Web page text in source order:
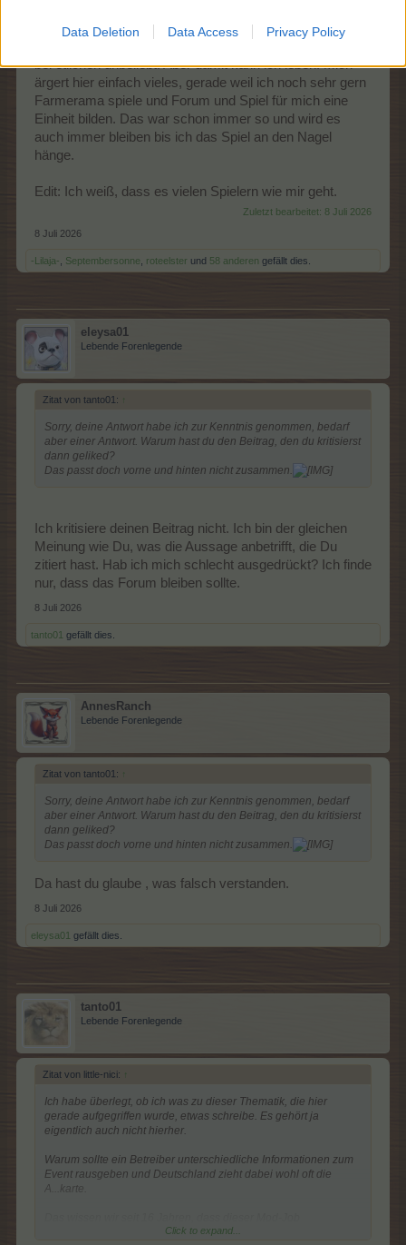
Data Deletion Data Access Privacy Policy
bei etlichen unbeliebt. Aber damit kann ich leben. Mich
ärgert hier einfach vieles, gerade weil ich noch sehr gern
Farmerama spiele und Forum und Spiel für mich eine
Einheit bilden. Das war schon immer so und wird es
auch immer bleiben bis ich das Spiel an den Nagel
hänge.
Edit: Ich weiß, dass es vielen Spielern wie mir geht.
Zuletzt bearbeitet: 8 Juli 2026
8 Juli 2026
-Lilaja- Septembersonne roteelster und 58 anderen gefällt dies.
eleysa01
Lebende Forenlegende
Zitat von tanto01: ↑
Sorry, deine Antwort habe ich zur Kenntnis genommen, bedarf
aber einer Antwort. Warum hast du den Beitrag, den du kritisierst
dann geliked?
Das passt doch vorne und hinten nicht zusammen.
Ich kritisiere deinen Beitrag nicht. Ich bin der gleichen
Meinung wie Du, was die Aussage anbetrifft, die Du
zitiert hast. Hab ich mich schlecht ausgedrückt? Ich finde
nur, dass das Forum bleiben sollte.
8 Juli 2026
tanto01 gefällt dies.
AnnesRanch
Lebende Forenlegende
Zitat von tanto01: ↑
Sorry, deine Antwort habe ich zur Kenntnis genommen, bedarf
aber einer Antwort. Warum hast du den Beitrag, den du kritisierst
dann geliked?
Das passt doch vorne und hinten nicht zusammen.
Da hast du glaube , was falsch verstanden.
8 Juli 2026
eleysa01 gefällt dies.
tanto01
Lebende Forenlegende
Zitat von little-nici: ↑
Ich habe überlegt, ob ich was zu dieser Thematik, die hier
gerade aufgegriffen wurde, etwas schreibe. Es gehört ja
eigentlich auch nicht hierher.
Warum sollte ein Betreiber unterschiedliche Informationen zum
Event rausgeben und Deutschland zieht dabei wohl oft die
A...karte.
ehrenamtlich ist und alle ein RL haben. Der ständige Hinweis
Click to expand...